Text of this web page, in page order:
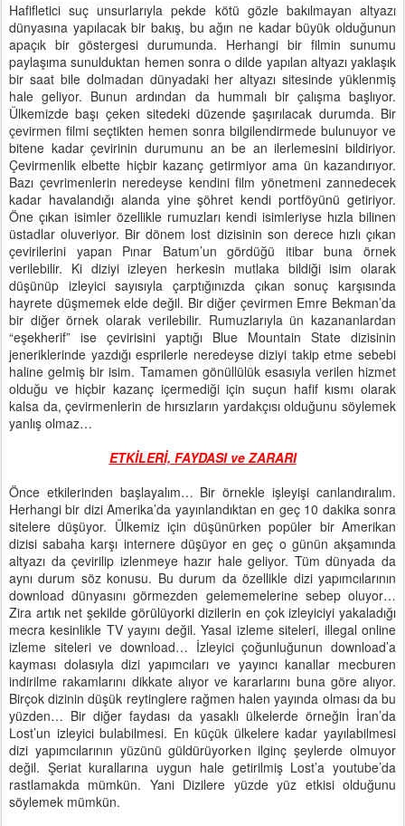
Hafifletici suç unsurlarıyla pekde kötü gözle bakılmayan altyazı
dünyasına yapılacak bir bakış, bu ağın ne kadar büyük olduğunun
apaçık bir göstergesi durumunda. Herhangi bir filmin sunumu
paylaşıma sunulduktan hemen sonra o dilde yapılan altyazı yaklaşık
bir saat bile dolmadan dünyadaki her altyazı sitesinde yüklenmiş
hale geliyor. Bunun ardından da hummalı bir çalışma başlıyor.
Ülkemizde başı çeken sitedeki düzende şaşırılacak durumda. Bir
çevirmen filmi seçtikten hemen sonra bilgilendirmede bulunuyor ve
bitene kadar çevirinin durumunu an be an ilerlemesini bildiriyor.
Çevirmenlik elbette hiçbir kazanç getirmiyor ama ün kazandırıyor.
Bazı çevrimenlerin neredeyse kendini film yönetmeni zannedecek
kadar havalandığı alanda yine şöhret kendi portföyünü getiriyor.
Öne çıkan isimler özellikle rumuzları kendi isimleriyse hızla bilinen
üstadlar oluveriyor. Bir dönem lost dizisinin son derece hızlı çıkan
çevirilerini yapan Pınar Batum’un gördüğü itibar buna örnek
verilebilir. Ki diziyi izleyen herkesin mutlaka bildiği isim olarak
düşünüp izleyici sayısıyla çarptığınızda çıkan sonuç karşısında
hayrete düşmemek elde değil. Bir diğer çevirmen Emre Bekman’da
bir diğer örnek olarak verilebilir. Rumuzlarıyla ün kazananlardan
“eşekherif” ise çevirisini yaptığı Blue Mountain State dizisinin
jeneriklerinde yazdığı esprilerle neredeyse diziyi takip etme sebebi
haline gelmiş bir isim. Tamamen gönüllülük esasıyla verilen hizmet
olduğu ve hiçbir kazanç içermediği için suçun hafif kısmı olarak
kalsa da, çevirmenlerin de hırsızların yardakçısı olduğunu söylemek
yanlış olmaz…
ETKİLERİ, FAYDASI ve ZARARI
Önce etkilerinden başlayalım… Bir örnekle işleyişi canlandıralım.
Herhangi bir dizi Amerika’da yayınlandıktan en geç 10 dakika sonra
sitelere düşüyor. Ülkemiz için düşünürken popüler bir Amerikan
dizisi sabaha karşı internere düşüyor en geç o günün akşamında
altyazı da çevirilip izlenmeye hazır hale geliyor. Tüm dünyada da
aynı durum söz konusu. Bu durum da özellikle dizi yapımcılarının
download dünyasını görmezden gelememelerine sebep oluyor…
Zira artık net şekilde görülüyorki dizilerin en çok izleyiciyi yakaladığı
mecra kesinlikle TV yayını değil. Yasal izleme siteleri, illegal online
izleme siteleri ve download… İzleyici çoğunluğunun download’a
kayması dolasıyla dizi yapımcıları ve yayıncı kanallar mecburen
indirilme rakamlarını dikkate alıyor ve kararlarını buna göre alıyor.
Birçok dizinin düşük reytinglere rağmen halen yayında olması da bu
yüzden… Bir diğer faydası da yasaklı ülkelerde örneğin İran’da
Lost’un izleyici bulabilmesi. En küçük ülkelere kadar yayılabilmesi
dizi yapımcılarının yüzünü güldürüyorken ilginç şeylerde olmuyor
değil. Şeriat kurallarına uygun hale getirilmiş Lost’a youtube’da
rastlamakda mümkün. Yani Dizilere yüzde yüz etkisi olduğunu
söylemek mümkün.